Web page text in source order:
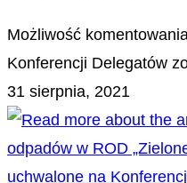
Możliwość
Konferencji Delegatów
31 sierpnia, 2021